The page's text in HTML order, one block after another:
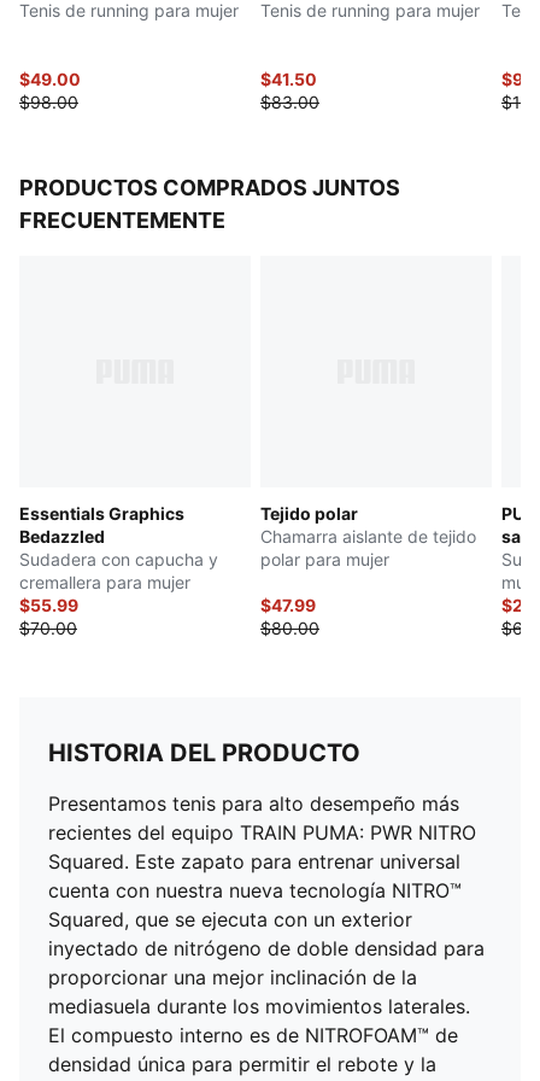
DETALLES
PWRTAPE
Entresuela NITROFOAM™ Squared
Tenis de running para mujer
$49.00
$98.00
Tenis de running para mujer
$41.50
$83.00
PRODUCTOS COMPRADOS JUNTOS
FRECUENTEMENTE
Essentials Graphics
Bedazzled
Sudadera con capucha y
cremallera para mujer
$55.99
$70.00
Tejido polar
Chamarra aislante de tejido
polar para mujer
$47.99
$80.00
HISTORIA DEL PRODUCTO
Presentamos tenis para alto desempeño más
recientes del equipo TRAIN PUMA: PWR NITRO
Squared. Este zapato para entrenar universal
cuenta con nuestra nueva tecnología NITRO™
Squared, que se ejecuta con un exterior
inyectado de nitrógeno de doble densidad para
proporcionar una mejor inclinación de la
mediasuela durante los movimientos laterales.
El compuesto interno es de NITROFOAM™ de
densidad única para permitir el rebote y la